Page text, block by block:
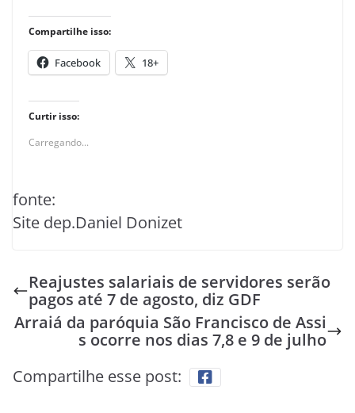
Compartilhe isso:
Facebook 18+
Curtir isso:
Carregando...
fonte:
Site dep.Daniel Donizet
Reajustes salariais de servidores serão
pagos até 7 de agosto, diz GDF
Arraiá da paróquia São Francisco de Assi
s ocorre nos dias 7,8 e 9 de julho
Compartilhe esse post: